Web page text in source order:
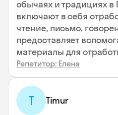
обычаях и традициях в
включают в себя
чтение, письмо,
предоставляет
материалы для
Репетитор: Елена
T Timur